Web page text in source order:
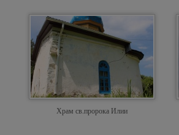
Храм св.пророка Илии